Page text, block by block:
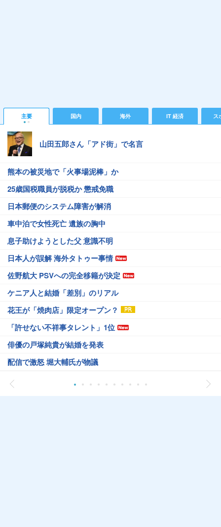
主要 国内 海外 IT 経済 ス
山田五郎さん「アド街」で名言
熊本の被災地で「火事場泥棒」か
25歳国税職員が脱税か 懲戒免職
日本郵便のシステム障害が解消
車中泊で女性死亡 遺族の胸中
息子助けようとした父 意識不明
日本人が誤解 海外タトゥー事情
佐野航大 PSVへの完全移籍が決定
ケニア人と結婚「差別」のリアル
花王が「焼肉店」限定オープン？
「許せない不祥事タレント」1位
俳優の戸塚純貴が結婚を発表
配信で激怒 堀大輔氏が物議